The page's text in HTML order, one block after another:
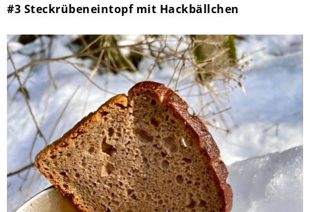
#3 Steckrübeneintopf mit Hackbällchen